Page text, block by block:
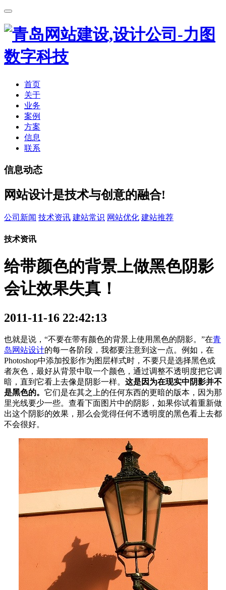
首页
关于
业务
案例
方案
信息
联系
信息动态
网站设计是技术与创意的融合!
公司新闻 技术资讯 建站常识 网站优化 建站推荐
技术资讯
给带颜色的背景上做黑色阴影
会让效果失真！
2011-11-16 22:42:13
也就是说，“不要在带有颜色的背景上使用黑色的阴影。”在青
岛网站设计的每一各阶段，我都要注意到这一点。例如，在
Photoshop中添加投影作为图层样式时，不要只是选择黑色或
者灰色，最好从背景中取一个颜色，通过调整不透明度把它调
暗，直到它看上去像是阴影一样。 这是因为在现实中阴影并不
是黑色的。 它们是在其之上的任何东西的更暗的版本，因为那
里光线要少一些。查看下面图片中的阴影，如果你试着重新做
出这个阴影的效果，那么会觉得任何不透明度的黑色看上去都
不会很好。